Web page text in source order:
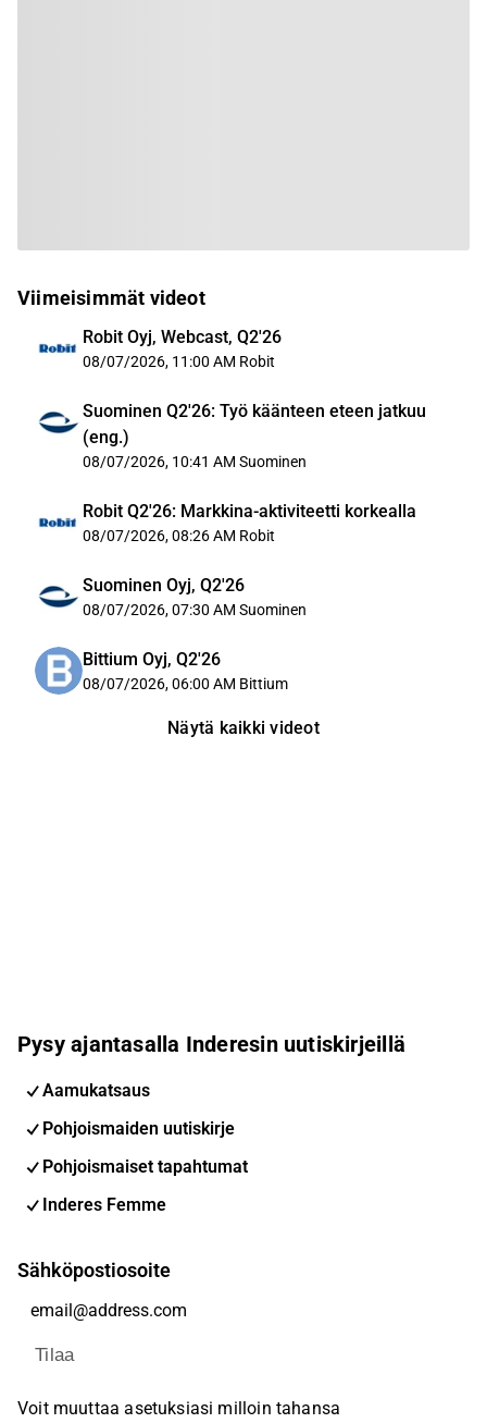
Viimeisimmät videot
Robit Oyj, Webcast, Q2'26
08/07/2026, 11:00 AM Robit
Suominen Q2'26: Työ käänteen eteen jatkuu
(eng.)
08/07/2026, 10:41 AM Suominen
Robit Q2'26: Markkina-aktiviteetti korkealla
08/07/2026, 08:26 AM Robit
Suominen Oyj, Q2'26
08/07/2026, 07:30 AM Suominen
Bittium Oyj, Q2'26
08/07/2026, 06:00 AM Bittium
Näytä kaikki videot
Pysy ajantasalla Inderesin uutiskirjeillä
Aamukatsaus
Pohjoismaiden uutiskirje
Pohjoismaiset tapahtumat
Inderes Femme
Sähköpostiosoite
Tilaa
Voit muuttaa asetuksiasi milloin tahansa